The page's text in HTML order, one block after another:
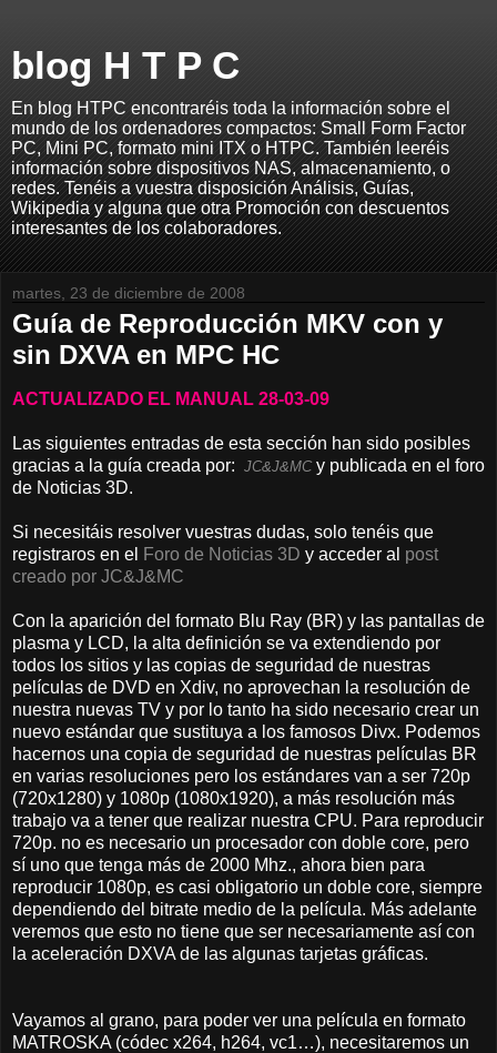
blog H T P C
En blog HTPC encontraréis toda la información sobre el
mundo de los ordenadores compactos: Small Form Factor
PC, Mini PC, formato mini ITX o HTPC. También leeréis
información sobre dispositivos NAS, almacenamiento, o
redes. Tenéis a vuestra disposición Análisis, Guías,
Wikipedia y alguna que otra Promoción con descuentos
interesantes de los colaboradores.
martes, 23 de diciembre de 2008
Guía de Reproducción MKV con y
sin DXVA en MPC HC
ACTUALIZADO EL MANUAL 28-03-09
Las siguientes entradas de esta sección han sido posibles
gracias a la guía creada por: JC&J&MC y publicada en el foro
de Noticias 3D.
Si necesitáis resolver vuestras dudas, solo tenéis que
registraros en el
Foro de Noticias 3D y acceder al post
creado por JC&J&MC
Con la aparición del formato Blu Ray (BR) y las pantallas de
plasma y LCD, la alta definición se va extendiendo por
todos los sitios y las copias de seguridad de nuestras
películas de DVD en Xdiv, no aprovechan la resolución de
nuestra nuevas TV y por lo tanto ha sido necesario crear un
nuevo estándar que sustituya a los famosos Divx. Podemos
hacernos una copia de seguridad de nuestras películas BR
en varias resoluciones pero los estándares van a ser 720p
(720x1280) y 1080p (1080x1920), a más resolución más
trabajo va a tener que realizar nuestra CPU. Para reproducir
720p. no es necesario un procesador con doble core, pero
sí uno que tenga más de 2000 Mhz., ahora bien para
reproducir 1080p, es casi obligatorio un doble core, siempre
dependiendo del bitrate medio de la película. Más adelante
veremos que esto no tiene que ser necesariamente así con
la aceleración DXVA de las algunas tarjetas gráficas.
Vayamos al grano, para poder ver una película en formato
MATROSKA (códec x264, h264, vc1…), necesitaremos un